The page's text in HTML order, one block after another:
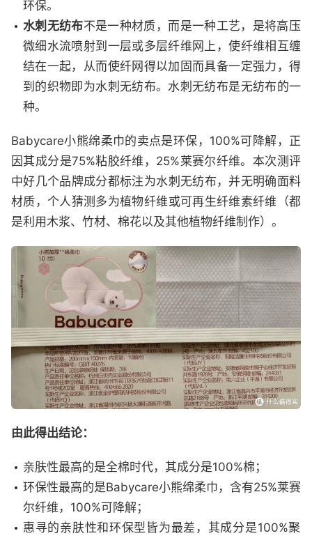
环保。
水刺无纺布不是一种材质，而是一种工艺，是将高压
微细水流喷射到一层或多层纤维网上，使纤维相互缠
结在一起，从而使纤网得以加固而具备一定强力，得
到的织物即为水刺无纺布。水刺无纺布是无纺布的一
种。
Babycare小熊绵柔巾的卖点是环保，100%可降解，正
因其成分是75%粘胶纤维，25%莱赛尔纤维。本次测评
中好几个品牌成分都标注为水刺无纺布，并无明确面料
材质，个人猜测多为植物纤维或可再生纤维素纤维（都
是利用木浆、竹材、棉花以及其他植物纤维制作）。
由此得出结论：
亲肤性最高的是全棉时代，其成分是100%棉；
环保性最高的是Babycare小熊绵柔巾，含有25%莱赛
尔纤维，100%可降解；
惠寻的亲肤性和环保型皆为最差，其成分是100%聚